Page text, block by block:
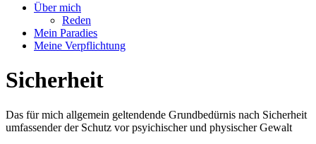
Über mich
Reden
Mein Paradies
Meine Verpflichtung
Sicherheit
Das für mich allgemein geltendende Grundbedürnis nach Sicherheit
umfassender der Schutz vor psyichischer und physischer Gewalt